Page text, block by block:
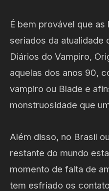
É bem provável que
seriados da atualidade
Diários do Vampiro,
aquelas dos anos 90,
vampiro ou Blade e
monstruosidade que
Além disso, no Brasil
restante do mundo
momento de falta de
tem esfriado os